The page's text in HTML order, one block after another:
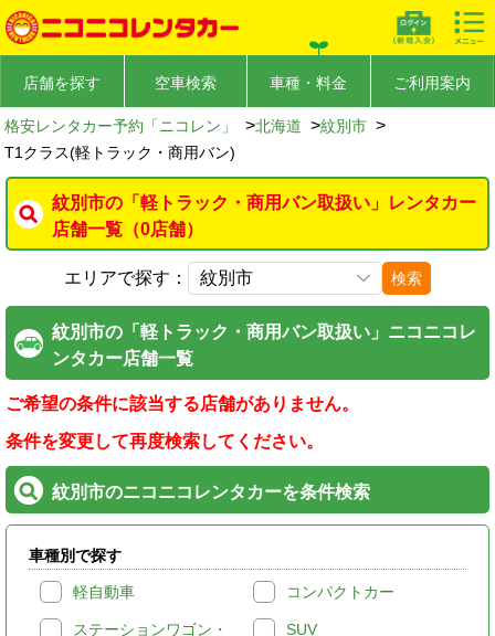
店舗を探す 空車検索 車種・料金 ご利用案内
格安レンタカー予約「ニコレン」 >北海道 >紋別市 >
T1クラス(軽トラック・商用バン)
紋別市の「軽トラック・商用バン取扱い」レンタカー
店舗一覧（0店舗）
エリアで探す： 検索
紋別市の「軽トラック・商用バン取扱い」ニコニコレ
ンタカー店舗一覧
ご希望の条件に該当する店舗がありません。
条件を変更して再度検索してください。
紋別市のニコニコレンタカーを条件検索
車種別で探す
軽自動車 コンパクトカー
ステーションワゴン・
SUV